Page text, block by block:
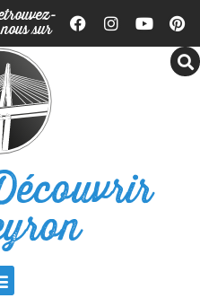
nous sur